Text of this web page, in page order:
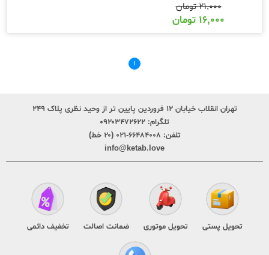
۲۱,۰۰۰تومان
۱۶,۰۰۰ تومان
۱
تهران انقلاب خیابان ۱۲ فروردین پایین تر از وحید نظری پلاک ۲۴۹
تلگرام: ۰۹۲۰۳۴۷۲۶۲۲
تلفن: ۶۶۴۸۴۰۰۸-۰۲۱ (۲۰ خط)
info@ketab.love
تحویل پستی تحویل موتوری ضمانت اصالت تخفیف دائمی